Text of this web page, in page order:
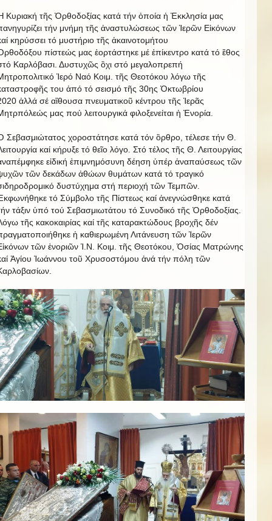
Κυριακή τῆς Ὀρθοδοξίας κατά τήν ὀποία ἡ Ἐκκλησία μας
τήν μνήμη τῆς ἀναστυλώσεως τῶν Ἱερῶν Εἰκόνων
κηρύσσει τό μυστήριο τῆς ἀκαινοτομήτου
πίστεώς μας ἑορτάστηκε μέ ἐπίκεντρο κατά τό ἒθος
Καρλόβασι. Δυστυχῶς ὂχι στό μεγαλοπρεπή
Ἱερό Ναό Κοιμ. τῆς Θεοτόκου λόγω τῆς
του ἀπό τό σεισμό τῆς 30ης Ὀκτωβρίου
ἀλλά σέ αἲθουσα πνευματικοῦ κέντρου τῆς Ἱερᾶς
μας πού λειτουργικά φιλοξενείται ἡ Ἐνορία.
Σεβασμιώτατος χοροστάτησε κατά τόν ὂρθρο, τέλεσε τήν Θ.
καί κήρυξε τό θεῖο λόγο. Στό τέλος τῆς Θ. Λειτουργίας
εἰδική ἐπιμνημόσυνη δέηση ὑπέρ ἀναπαύσεως τῶν
τῶν δεκάδων ἀθώων θυμάτων κατά τό τραγικό
δυστύχημα στή περιοχή τῶν Τεμπῶν.
τό Σύμβολο τῆς Πίστεως καί ἀνεγνώσθηκε κατά
τάξιν ὑπό τού Σεβασμιωτάτου τό Συνοδικό τῆς Ὀρθοδοξίας.
τῆς κακοκαιρίας καί τῆς καταρακτώδους βροχῆς δέν
ἡ καθιερωμένη Λιτάνευση τῶν Ἱερῶν
τῶν ἐνοριῶν Ἱ.Ν. Κοιμ. τῆς Θεοτόκου, Ὁσίας Ματρώνης
Ἁγίου Ἰωάννου τοῦ Χρυσοστόμου ἀνά τήν πόλη τῶν